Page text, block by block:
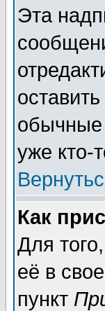
Эта
обычные
уже кто-
Как
Для
её в
пункт